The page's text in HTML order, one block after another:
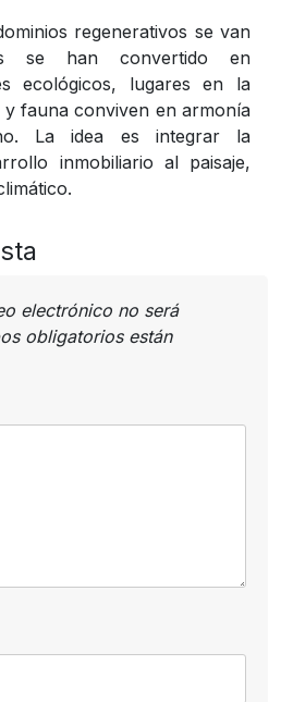
regenerativos se van
se han convertido en
ecológicos, lugares en la
fauna conviven en armonía
La idea es integrar la
inmobiliario al paisaje,
electrónico no será
obligatorios están